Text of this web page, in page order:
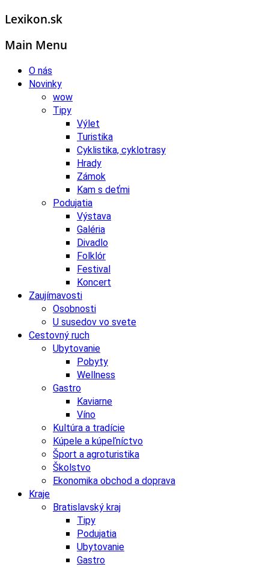
Lexikon.sk
Main Menu
O nás
Novinky
wow
Tipy
Výlet
Turistika
Cyklistika, cyklotrasy
Hrady
Zámok
Kam s deťmi
Podujatia
Výstava
Galéria
Divadlo
Folklór
Festival
Koncert
Zaujímavosti
Osobnosti
U susedov vo svete
Cestovný ruch
Ubytovanie
Pobyty
Wellness
Gastro
Kaviarne
Víno
Kultúra a tradície
Kúpele a kúpeľníctvo
Šport a agroturistika
Školstvo
Ekonomika obchod a doprava
Kraje
Bratislavský kraj
Tipy
Podujatia
Ubytovanie
Gastro